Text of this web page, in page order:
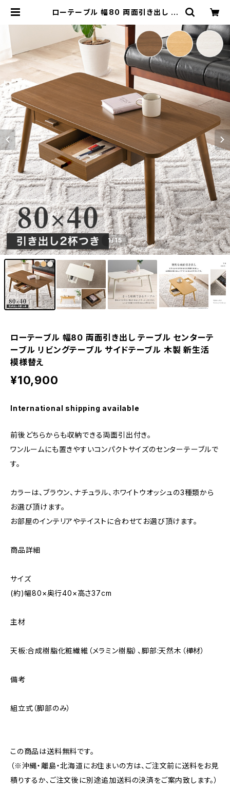
ローテーブル 幅80 両面引き出し テ
ーブル サイドテーブル 木製 新生活
模様替え | 家具テイスト
1/15
ローテーブル 幅80 両面引き出し テーブル センターテ
ーブル リビングテーブル サイドテーブル 木製 新生活
模様替え
¥10,900
International shipping available
前後どちらからも収納できる両面引出付き。
ワンルームにも置きやすいコンパクトサイズのセンターテーブルで
す。
カラーは、ブラウン、ナチュラル、ホワイトウオッシュの3種類から
お選び頂けます。
お部屋のインテリアやテイストに合わせてお選び頂けます。
商品詳細
サイズ
(約)幅80×奥行40×高さ37cm
主材
天板:合成樹脂化粧繊維（メラミン樹脂）、脚部:天然木（樺材）
備考
組立式（脚部のみ）
この商品は送料無料です。
（※沖縄・離島・北海道にお住まいの方は、ご注文前に送料をお見
積りするか、ご注文後に別途追加送料の決済をご案内致します。）